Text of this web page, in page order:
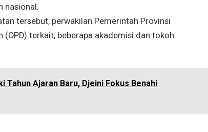
nasional.
tersebut, perwakilan Pemerintah Provinsi
(OPD) terkait, beberapa akademisi dan tokoh
Tahun Ajaran Baru, Djeini Fokus Benahi